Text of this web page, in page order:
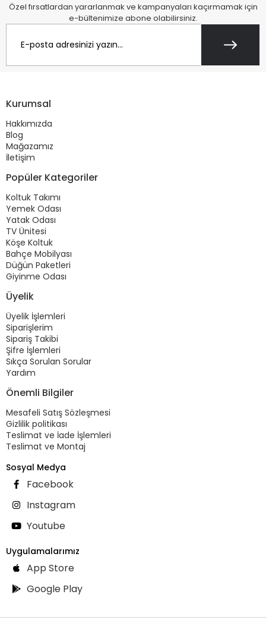
Özel fırsatlardan yararlanmak ve kampanyaları kaçırmamak için
e-bültenimize abone olabilirsiniz.
Kurumsal
Hakkımızda
Blog
Mağazamız
İletişim
Popüler Kategoriler
Koltuk Takımı
Yemek Odası
Yatak Odası
TV Ünitesi
Köşe Koltuk
Bahçe Mobilyası
Düğün Paketleri
Giyinme Odası
Üyelik
Üyelik İşlemleri
Siparişlerim
Sipariş Takibi
Şifre İşlemleri
Sıkça Sorulan Sorular
Yardım
Önemli Bilgiler
Mesafeli Satış Sözleşmesi
Gizlilik politikası
Teslimat ve İade İşlemleri
Teslimat ve Montaj
Sosyal Medya
Facebook
Instagram
Youtube
Uygulamalarımız
App Store
Google Play